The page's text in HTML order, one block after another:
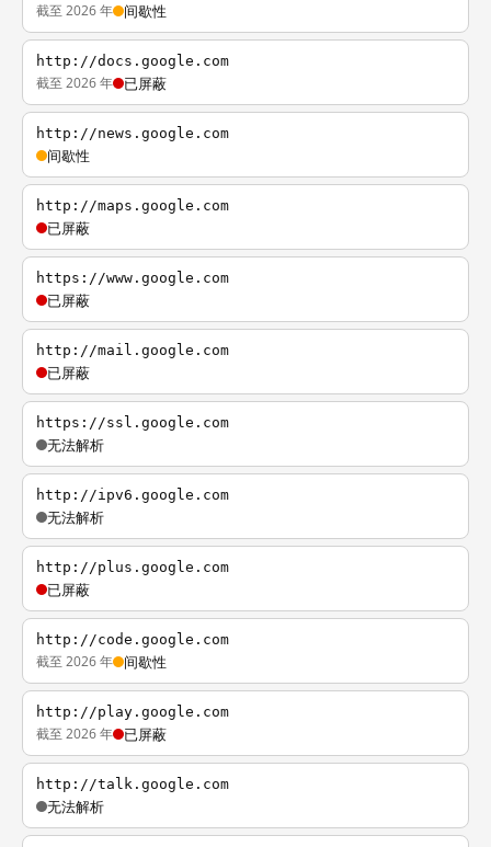
截至 2026 年 间歇性
http://docs.google.com
截至 2026 年 已屏蔽
http://news.google.com
间歇性
http://maps.google.com
已屏蔽
https://www.google.com
已屏蔽
http://mail.google.com
已屏蔽
https://ssl.google.com
无法解析
http://ipv6.google.com
无法解析
http://plus.google.com
已屏蔽
http://code.google.com
截至 2026 年 间歇性
http://play.google.com
截至 2026 年 已屏蔽
http://talk.google.com
无法解析